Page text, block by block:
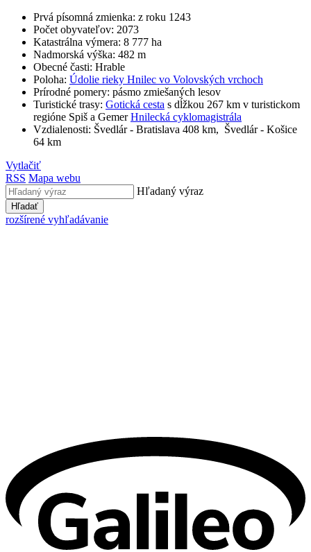
Prvá písomná zmienka: z roku 1243
Počet obyvateľov: 2073
Katastrálna výmera: 8 777 ha
Nadmorská výška: 482 m
Obecné časti: Hrable
Poloha: Údolie rieky Hnilec vo Volovských vrchoch
Prírodné pomery: pásmo zmiešaných lesov
Turistické trasy: Gotická cesta s dĺžkou 267 km v turistickom
regióne Spiš a GemerHnilecká cyklomagistrála
Vzdialenosti: Švedlár - Bratislava 408 km, Švedlár - Košice
64 km
Vytlačiť
RSS Mapa webu
Hľadaný výraz
Hľadať
rozšírené vyhľadávanie